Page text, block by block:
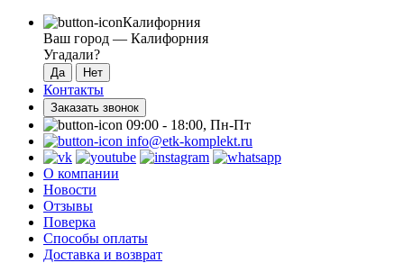
Калифорния
Ваш город — Калифорния
Угадали?
Контакты
Заказать звонок
09:00 - 18:00, Пн-Пт
info@etk-komplekt.ru
О компании
Новости
Отзывы
Поверка
Способы оплаты
Доставка и возврат